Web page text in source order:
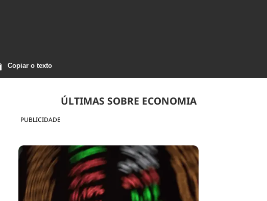
Copiar o texto
PUBLICIDADE
ÚLTIMAS SOBRE ECONOMIA